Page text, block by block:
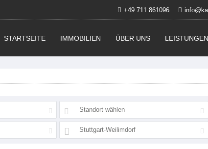
+49 711 861096
STARTSEITE IMMOBILIEN ÜBER UNS LEISTUNGEN
Standort wählen
Stuttgart-Weilimdorf